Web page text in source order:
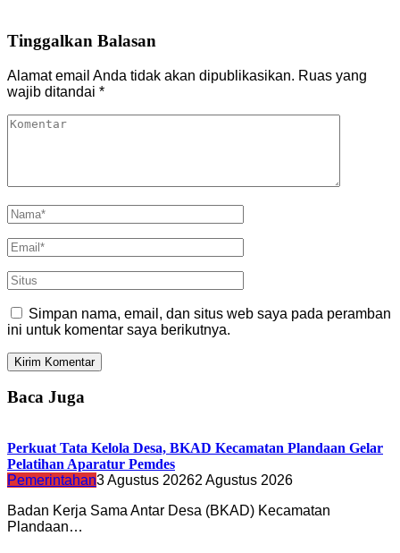
Tinggalkan Balasan
Alamat email Anda tidak akan dipublikasikan. Ruas yang
wajib ditandai *
Simpan nama, email, dan situs web saya pada peramban
ini untuk komentar saya berikutnya.
Baca Juga
Perkuat Tata Kelola Desa, BKAD Kecamatan Plandaan Gelar
Pelatihan Aparatur Pemdes
Pemerintahan3 Agustus 20262 Agustus 2026
Badan Kerja Sama Antar Desa (BKAD) Kecamatan
Plandaan…